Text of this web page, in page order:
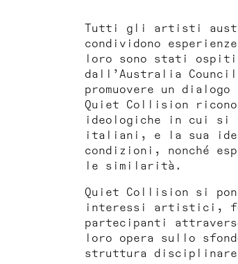
Tutti gli artisti
condividono
loro sono stati
dall’Australia
promuovere un
Quiet Collision
ideologiche in cui
italiani, e la sua
condizioni, nonché
le similarità.
Quiet Collision si
interessi artistici,
partecipanti
loro opera sullo
struttura